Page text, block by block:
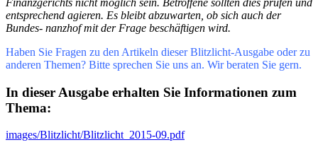
entsprechend agieren. Es bleibt abzuwarten, ob sich auch der
Bundes- nanzhof mit der Frage beschäftigen wird.
Haben Sie Fragen zu den Artikeln dieser Blitzlicht-­Ausgabe oder zu
anderen Themen? Bitte sprechen Sie uns an. Wir beraten Sie gern.
In dieser Ausgabe erhalten Sie Informationen zum
Thema:
images/Blitzlicht/Blitzlicht_2015-09.pdf